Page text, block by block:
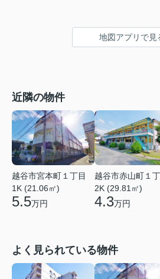
地図アプリで見
近隣の物件
越谷市宮本町１丁目
1K (21.06㎡)
5.5万円
越谷市赤山町１
2K (29.81㎡)
4.3万円
よく見られている物件